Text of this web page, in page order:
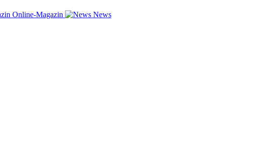
Online-Magazin News